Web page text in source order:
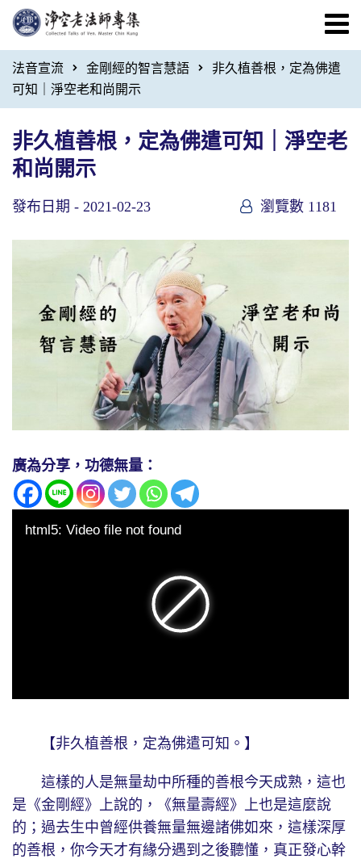
法音宣流 金剛經的智言慧語
非久植善根，定為佛遣
可知｜淨空老和尚開示
非久植善根，定為佛遣可知｜淨空老
和尚開示
發布日期 - 2021-02-23 瀏覽數 1181
廣為分享，功德無量：
html5: Video file not found
【非久植善根，定為佛遣可知。】
這樣的人是無量劫中所種的善根今天成熟，這也
是《金剛經》上說的，《無量壽經》上也是這麼說
的；過去生中曾經供養無量無邊諸佛如來，這樣深厚
的善根，你今天才有緣分遇到之後聽懂，真正發心幹